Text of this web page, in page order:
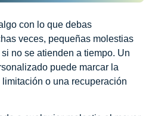
con lo que debas
veces, pequeñas molestias
no se atienden a tiempo. Un
puede marcar la
o una recuperación